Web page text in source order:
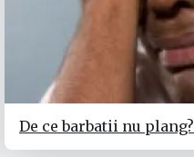
De ce barbatii nu plang?